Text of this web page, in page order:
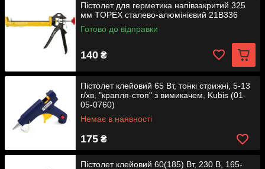
Пістолет для герметика напівзакритий 325
мм TOPEX сталево-алюмінієвий 21B336
Готово до відправки
140 ₴
Пістолет клейовий 65 Вт, тонкі стрижні, 5-13
г/хв, "крапля-стоп" з вимикачем, Kubis (01-
05-0760)
Немає в наявності
175 ₴
Пістолет клейовий 60(185) Вт, 230 В, 165-